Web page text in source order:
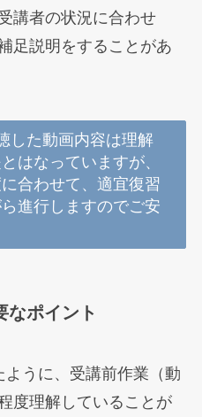
講者の状況に合わせ
足説明をすることがあ
した動画内容は理解
はなっていますが、
合わせて、適宜復習
進行しますのでご安
なポイント
うに、受講前作業（動
度理解していることが